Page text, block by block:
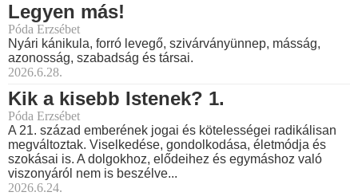
Legyen más!
Póda Erzsébet
Nyári kánikula, forró levegő, szivárványünnep, másság,
azonosság, szabadság és társai.
2026.6.28.
Kik a kisebb Istenek? 1.
Póda Erzsébet
A 21. század emberének jogai és kötelességei radikálisan
megváltoztak. Viselkedése, gondolkodása, életmódja és
szokásai is. A dolgokhoz, elődeihez és egymáshoz való
viszonyáról nem is beszélve...
2026.6.24.